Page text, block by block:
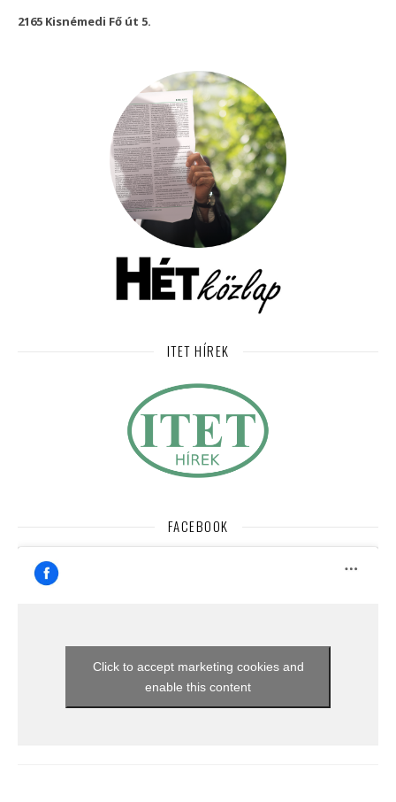
2165 Kisnémedi Fő út 5.
ITET HÍREK
FACEBOOK
Click to accept marketing cookies and
enable this content